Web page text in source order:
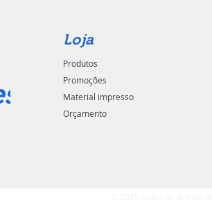
Loja
Produtos
Promoções
Material impresso
Orçamento